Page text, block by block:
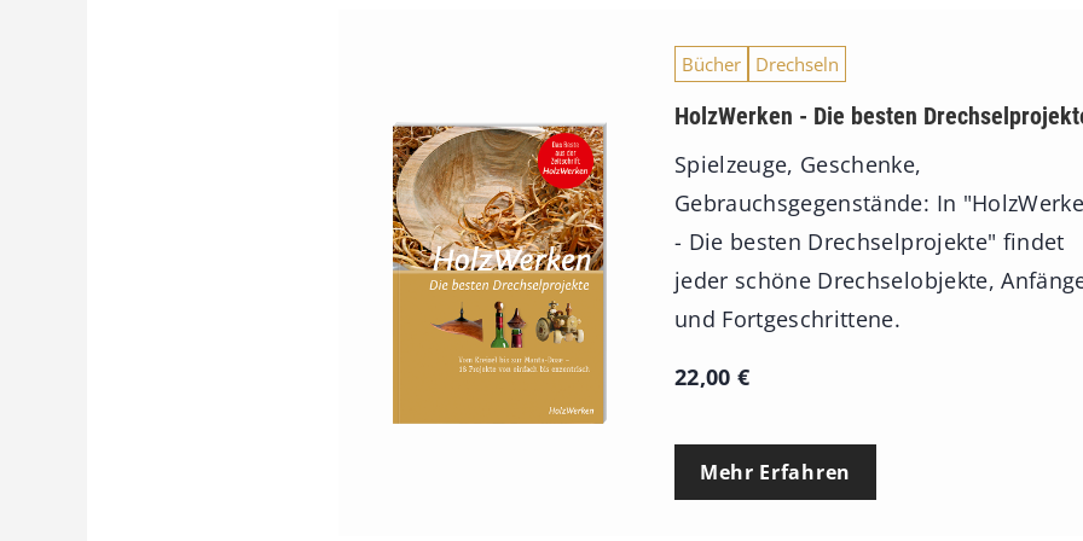
Bücher Drechseln
HolzWerken - Die besten
Spielzeuge, Geschenke,
Gebrauchsgegenstände: In
- Die besten Drechselprojekte" findet
jeder schöne Drechselobjekte,
und Fortgeschrittene.
22,00 €
Mehr Erfahren